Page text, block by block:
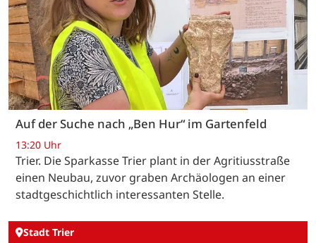
Auf der Suche nach „Ben Hur“ im Gartenfeld
13:20 Uhr
Trier. Die Sparkasse Trier plant in der Agritiusstraße
einen Neubau, zuvor graben Archäologen an einer
stadtgeschichtlich interessanten Stelle.
Stadt Trier